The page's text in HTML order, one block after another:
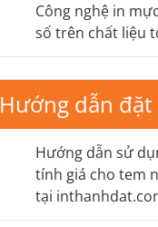
Công nghệ in
số trên chất liệu
Hướng dẫn đặt
Hướng dẫn sử
tính giá cho tem
tại